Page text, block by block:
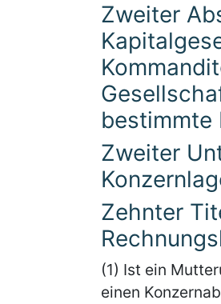
Zweiter
bestimmte
Zweiter
Zehnter
(1) Ist ein
einen